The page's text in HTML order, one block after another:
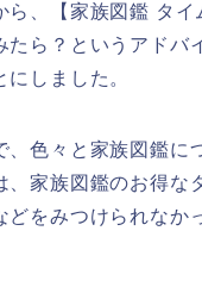
ら、【家族図鑑 タイ
たら？というアドバ
しました。
、色々と家族図鑑に
、家族図鑑のお得な
どをみつけられなか